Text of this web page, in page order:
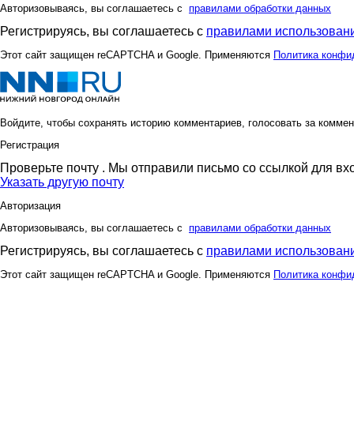
Авторизовываясь, вы соглашаетесь с правилами обработки данных
Регистрируясь, вы соглашаетесь с правилами
Этот сайт защищен reCAPTCHA и Google. Применяются Политика
Войдите, чтобы сохранять историю комментариев, голосовать за
Регистрация
Проверьте почту . Мы отправили письмо со ссылкой для
Указать другую почту
Авторизация
Авторизовываясь, вы соглашаетесь с правилами обработки данных
Регистрируясь, вы соглашаетесь с правилами
Этот сайт защищен reCAPTCHA и Google. Применяются Политика